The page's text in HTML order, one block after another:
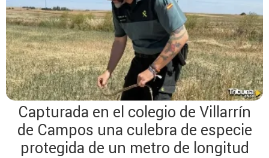
Capturada en el colegio de Villarrín
de Campos una culebra de especie
protegida de un metro de longitud